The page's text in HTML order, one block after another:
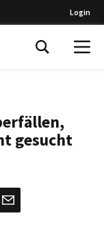
Login
gesucht